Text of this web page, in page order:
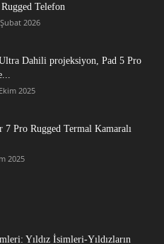
Telefon
2026
Dahili projeksiyon, Pad 5 Pro
2025
7 Pro Rugged Termal Kamaralı
2025
Yıldız İsimleri-Yıldızların